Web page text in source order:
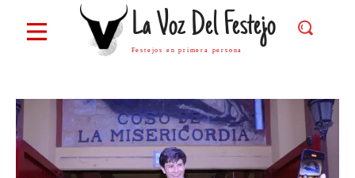
La Voz Del Festejo
Festejos en primera persona